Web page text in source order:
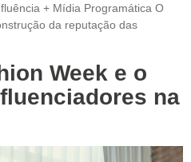
+ Mídia Programática O
da reputação das
Week e o
na